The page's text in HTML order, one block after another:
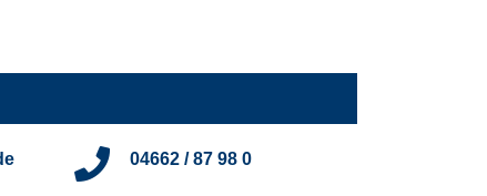
04662 / 87 98 0